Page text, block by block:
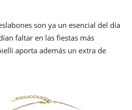
son ya un esencial del día
faltar en las fiestas más
aporta además un extra de